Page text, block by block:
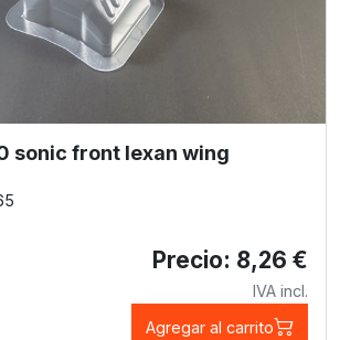
sonic front lexan wing
Precio: 8,26 €
IVA incl.
Agregar al carrito